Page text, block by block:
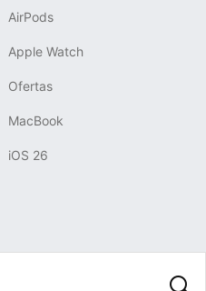
AirPods
Apple Watch
Ofertas
MacBook
iOS 26